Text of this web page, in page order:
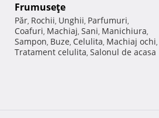
Frumuseţe
Păr, Rochii, Unghii, Parfumuri,
Coafuri, Machiaj, Sani, Manichiura,
Sampon, Buze, Celulita, Machiaj ochi,
Tratament celulita, Salonul de acasa